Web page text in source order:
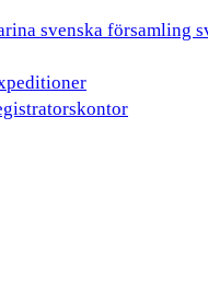
svenska församling